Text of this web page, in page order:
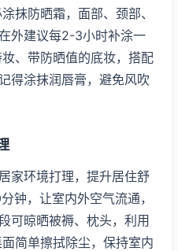
抹防晒霜，面部、颈部、
外建议每2-3小时补涂一
、带防晒值的底妆，搭配
得涂抹润唇膏，避免风吹
家环境打理，提升居住舒
钟，让室内外空气流通，
可晾晒被褥、枕头，利用
简单擦拭除尘，保持室内